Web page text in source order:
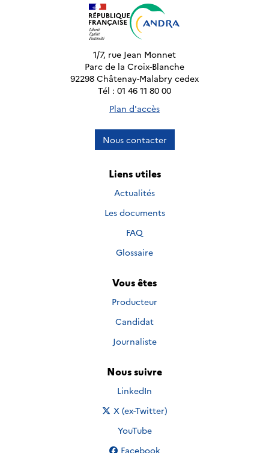
1/7, rue Jean Monnet
Parc de la Croix-Blanche
92298 Châtenay-Malabry cedex
Tél : 01 46 11 80 00
Plan d'accès
Nous contacter
Liens utiles
Actualités
Les documents
FAQ
Glossaire
Vous êtes
Producteur
Candidat
Journaliste
Nous suivre
Nous suivre sur
LinkedIn
Nous suivre sur
X (ex-Twitter)
Nous suivre sur
YouTube
Nous suivre sur
Facebook